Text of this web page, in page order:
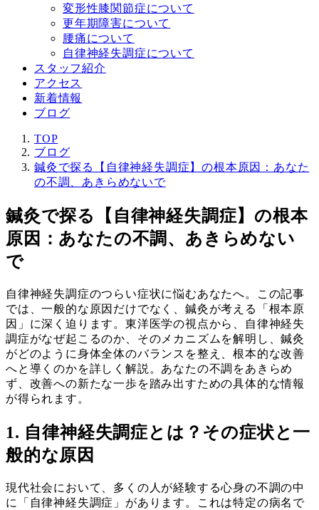
変形性膝関節症について
更年期障害について
腰痛について
自律神経失調症について
スタッフ紹介
アクセス
新着情報
ブログ
TOP
ブログ
鍼灸で探る【自律神経失調症】の根本原因：あなた
の不調、あきらめないで
鍼灸で探る【自律神経失調症】の根本
原因：あなたの不調、あきらめない
で
自律神経失調症のつらい症状に悩むあなたへ。この記事
では、一般的な原因だけでなく、鍼灸が考える「根本原
因」に深く迫ります。東洋医学の視点から、自律神経失
調症がなぜ起こるのか、そのメカニズムを解明し、鍼灸
がどのように身体全体のバランスを整え、根本的な改善
へと導くのかを詳しく解説。あなたの不調をあきらめ
ず、改善への新たな一歩を踏み出すための具体的な情報
が得られます。
1. 自律神経失調症とは？その症状と一
般的な原因
現代社会において、多くの人が経験する心身の不調の中
に「自律神経失調症」があります。これは特定の病名で